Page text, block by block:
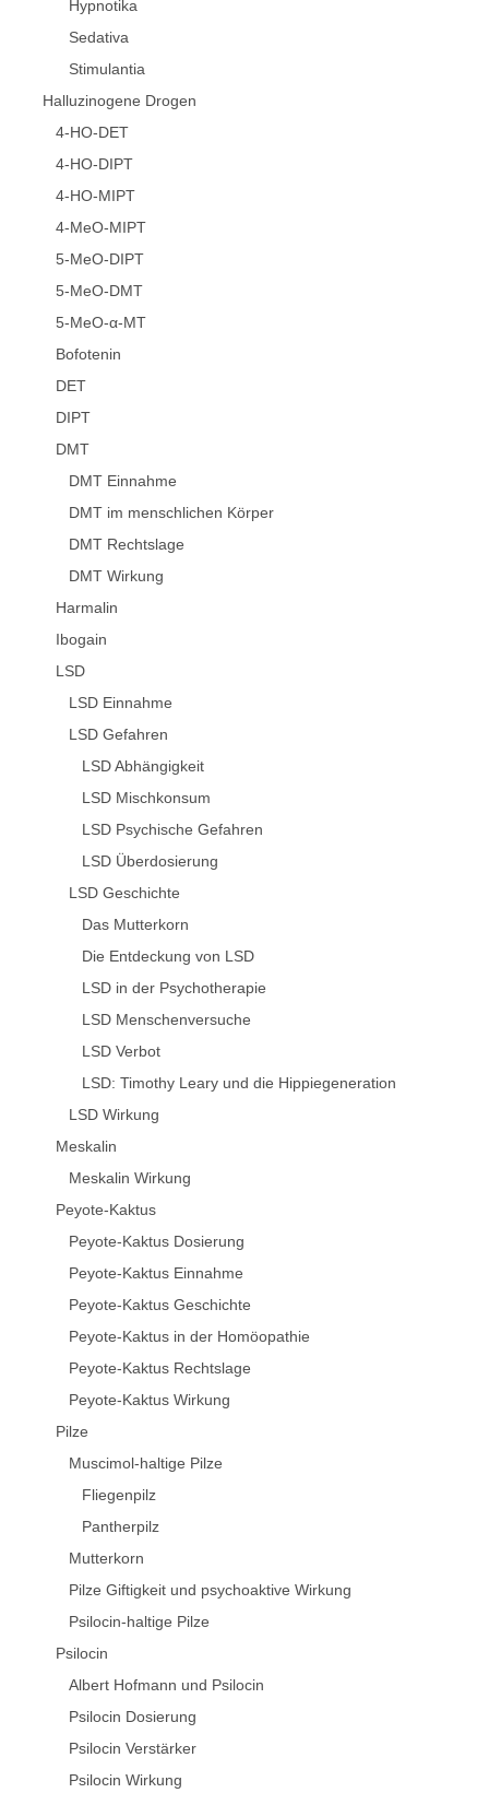
Hypnotika
Sedativa
Stimulantia
Halluzinogene Drogen
4-HO-DET
4-HO-DIPT
4-HO-MIPT
4-MeO-MIPT
5-MeO-DIPT
5-MeO-DMT
5-MeO-α-MT
Bofotenin
DET
DIPT
DMT
DMT Einnahme
DMT im menschlichen Körper
DMT Rechtslage
DMT Wirkung
Harmalin
Ibogain
LSD
LSD Einnahme
LSD Gefahren
LSD Abhängigkeit
LSD Mischkonsum
LSD Psychische Gefahren
LSD Überdosierung
LSD Geschichte
Das Mutterkorn
Die Entdeckung von LSD
LSD in der Psychotherapie
LSD Menschenversuche
LSD Verbot
LSD: Timothy Leary und die Hippiegeneration
LSD Wirkung
Meskalin
Meskalin Wirkung
Peyote-Kaktus
Peyote-Kaktus Dosierung
Peyote-Kaktus Einnahme
Peyote-Kaktus Geschichte
Peyote-Kaktus in der Homöopathie
Peyote-Kaktus Rechtslage
Peyote-Kaktus Wirkung
Pilze
Muscimol-haltige Pilze
Fliegenpilz
Pantherpilz
Mutterkorn
Pilze Giftigkeit und psychoaktive Wirkung
Psilocin-haltige Pilze
Psilocin
Albert Hofmann und Psilocin
Psilocin Dosierung
Psilocin Verstärker
Psilocin Wirkung